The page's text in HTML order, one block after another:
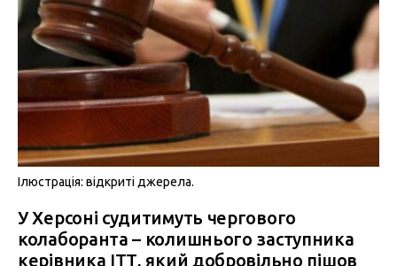
Ілюстрація: відкриті джерела.
У Херсоні судитимуть чергового
колаборанта – колишнього заступника
керівника ІТТ, який добровільно пішов